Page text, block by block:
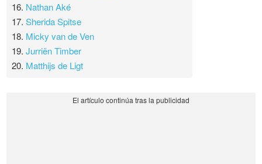
16. Nathan Aké
17.Sherida Spitse
18. Micky van de Ven
19.Jurriën Timber
20. Matthijs de Ligt